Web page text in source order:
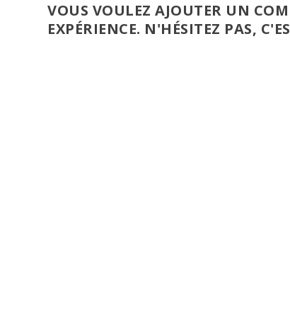
VOUS VOULEZ AJOUTER UN
EXPÉRIENCE. N'HÉSITEZ PAS,